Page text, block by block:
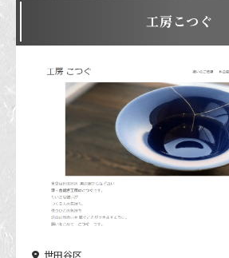
工房こつぐ
世田谷区